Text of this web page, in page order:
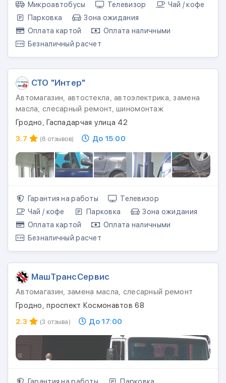
Микроавтобусы
Телевизор
Чай / кофе
Парковка
Зона ожидания
Оплата картой
Оплата наличными
Безналичный расчет
СТО "Интер"
Автомагазин, автостекла, автоэлектрика, замена
масла, слесарный ремонт, шиномонтаж
Гродно, Гаспадарчая улица 42
3.7
(6 отзывов) До 15:00
Гарантия на работы
Телевизор
Чай / кофе
Парковка
Зона ожидания
Оплата картой
Оплата наличными
Безналичный расчет
МашТрансСервис
Автомагазин, замена масла, слесарный ремонт
Гродно, проспект Космонавтов 68
2.3
(3 отзыва) До 17:00